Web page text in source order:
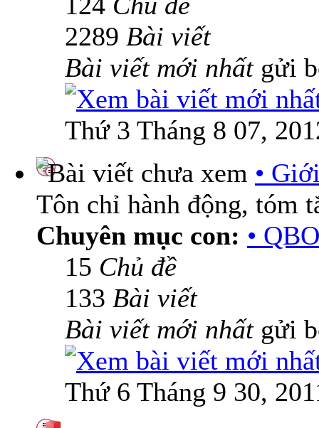
2289 Bài viết
Bài viết mới nhấtgửi
Thứ 3 Tháng 8 07,
•
Tôn chỉ hành động, tóm
Chuyên mục con: •
15 Chủ đề
133 Bài viết
Bài viết mới nhấtgửi
Thứ 6 Tháng 9 30,